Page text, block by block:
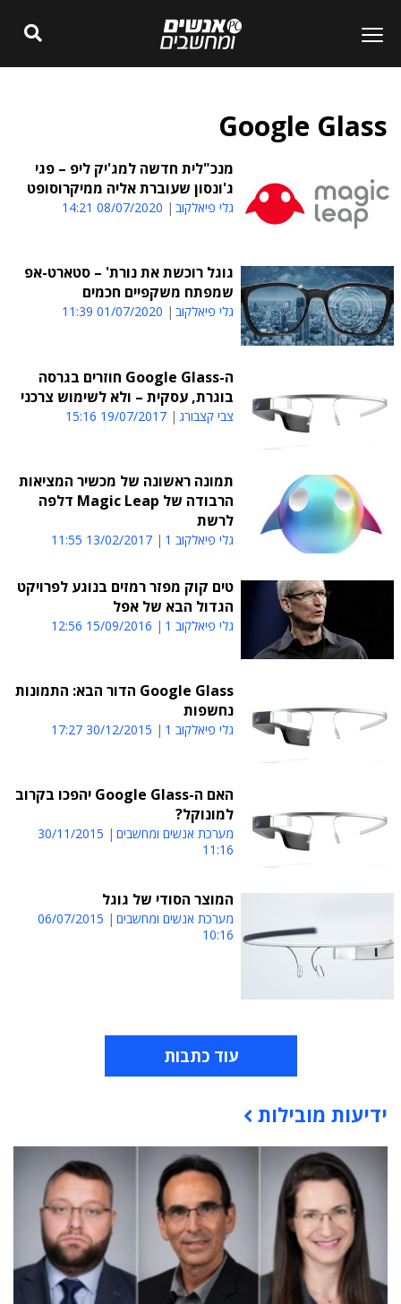
Google Glass
מנכ"לית חדשה למג'יק ליפ – פגי
ג'ונסון שעוברת אליה ממיקרוסופט
גלי פיאלקוב 08/07/2020 14:21
גוגל רוכשת את נורת' – סטארט-אפ
שמפתח משקפיים חכמים
גלי פיאלקוב 01/07/2020 11:39
ה-Google Glass חוזרים בגרסה
בוגרת, עסקית – ולא לשימוש צרכני
צבי קצבורג 19/07/2017 15:16
תמונה ראשונה של מכשיר המציאות
הרבודה של Magic Leap דלפה
לרשת
גלי פיאלקוב 1 13/02/2017 11:55
טים קוק מפזר רמזים בנוגע לפרויקט
הגדול הבא של אפל
גלי פיאלקוב 1 15/09/2016 12:56
Google Glass הדור הבא: התמונות
נחשפות
גלי פיאלקוב 1 30/12/2015 17:27
האם ה-Google Glass יהפכו בקרוב
למונוקל?
מערכת אנשים ומחשבים
30/11/2015
11:16
המוצר הסודי של גוגל
מערכת אנשים ומחשבים
06/07/2015
10:16
עוד כתבות
תוכן פרסומי
ידיעות מובילות